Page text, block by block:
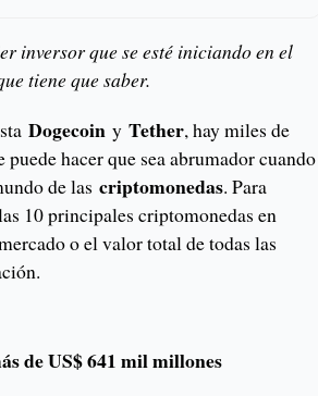
inversor que se esté iniciando en el
tiene que saber.
DogecoinyTether, hay miles de
hacer que sea abrumador cuando
de lascriptomonedas. Para
10 principales criptomonedas en
o el valor total de todas las
de US$ 641 mil millones